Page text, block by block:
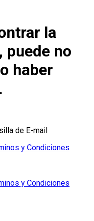
la
puede no
haber
de E-mail
y Condiciones
y Condiciones